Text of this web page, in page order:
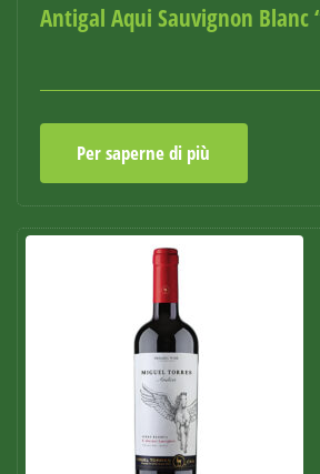
Antigal Aqui Sauvignon Blanc
Per saperne di più